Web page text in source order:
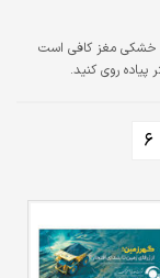
خشکی مغز کافی است
پیاده روی کنید.
۶